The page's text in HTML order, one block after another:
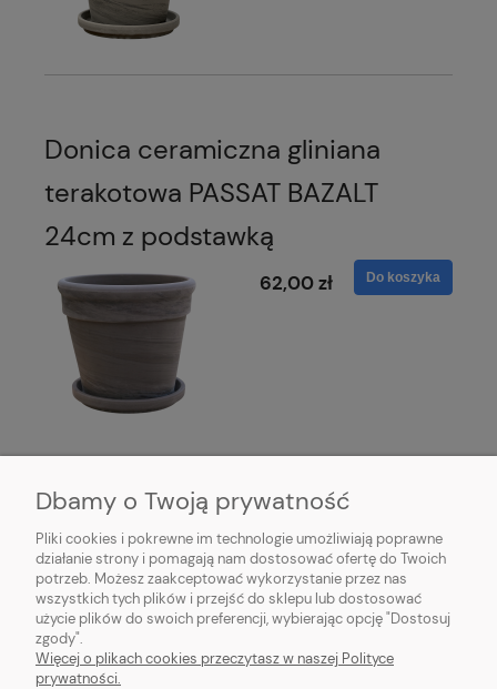
Donica ceramiczna gliniana
terakotowa PASSAT BAZALT
24cm z podstawką
62,00 zł Do koszyka
HORTICENTER.PL
Dbamy o Twoją prywatność
Pliki cookies i pokrewne im technologie umożliwiają poprawne
działanie strony i pomagają nam dostosować ofertę do Twoich
potrzeb. Możesz zaakceptować wykorzystanie przez nas
wszystkich tych plików i przejść do sklepu lub dostosować
użycie plików do swoich preferencji, wybierając opcję "Dostosuj
zgody".
Więcej o plikach cookies przeczytasz w naszej Polityce
prywatności.